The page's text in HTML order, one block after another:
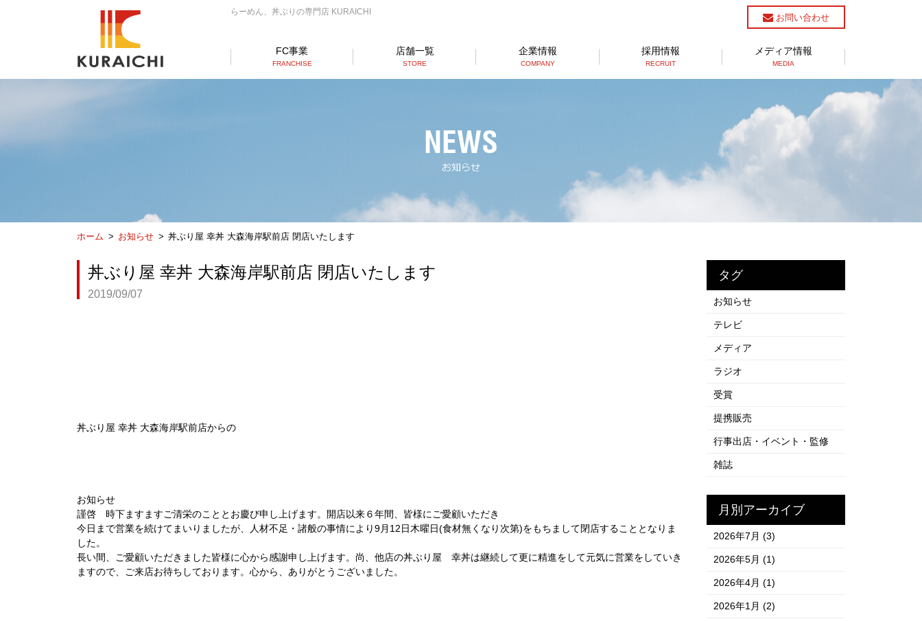
らーめん、丼ぶりの専門店 KURAICHI
お問い合わせ
FC事業
FRANCHISE
店舗一覧
STORE
らーめん店一覧
テイクアウト/デリバリー
企業情報
COMPANY
採用情報
RECRUIT
メディア情報
MEDIA
ホーム お知らせ 丼ぶり屋 幸丼 大森海岸駅前店 閉店いたします
丼ぶり屋 幸丼 大森海岸駅前店 閉店いたします
2019/09/07
丼ぶり屋 幸丼 大森海岸駅前店からの
お知らせ
謹啓 時下ますますご清栄のこととお慶び申し上げます。開店以来６年間、皆様にご愛顧いただき
今日まで営業を続けてまいりましたが、人材不足・諸般の事情により9月12日木曜日(食材無くなり次第)をもちまして閉店することとなりま
した。
長い間、ご愛顧いただきました皆様に心から感謝申し上げます。尚、他店の丼ぶり屋 幸丼は継続して更に精進をして元気に営業をしていき
ますので、ご来店お待ちしております。心から、ありがとうございました。
タグ
お知らせ
テレビ
メディア
ラジオ
受賞
提携販売
行事出店・イベント・監修
雑誌
月別アーカイブ
2026年7月(3)
2026年5月(1)
2026年4月(1)
2026年1月(2)